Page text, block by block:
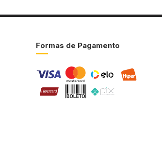
Formas de Pagamento